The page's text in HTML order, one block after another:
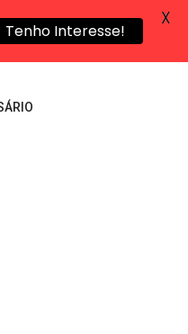
Tenho Interesse!
X